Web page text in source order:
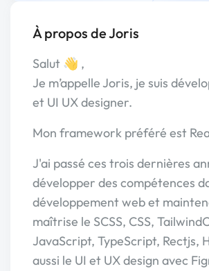
À propos de Joris
Salut 👋 ,
Je m’appelle Joris, je suis
et UI UX designer.
Mon framework préféré est
J'ai passé ces trois dernières
développer des compétences
développement web et
maîtrise le SCSS, CSS,
JavaScript, TypeScript, Rectjs,
aussi le UI et UX design avec